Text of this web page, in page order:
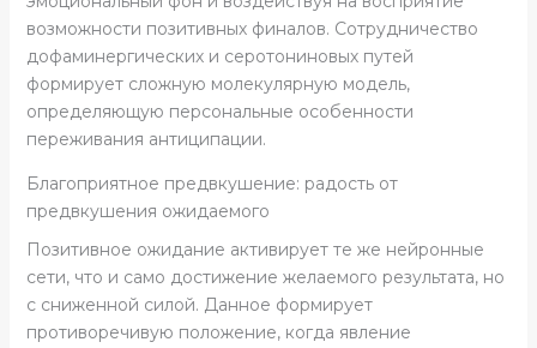
возможности позитивных финалов. Сотрудничество
дофаминергических и серотониновых путей
формирует сложную молекулярную модель,
определяющую персональные особенности
переживания антиципации.
Благоприятное предвкушение: радость от
предвкушения ожидаемого
Позитивное ожидание активирует те же нейронные
сети, что и само достижение желаемого результата, но
с сниженной силой. Данное формирует
противоречивую положение, когда явление